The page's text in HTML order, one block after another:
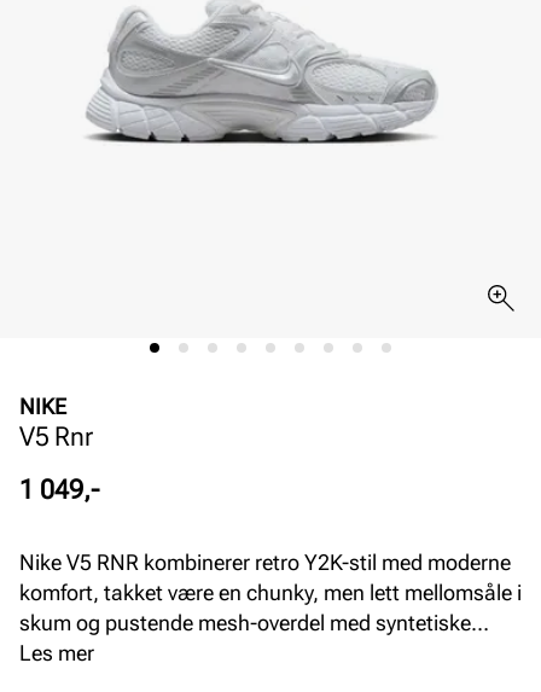
NIKE
V5 Rnr
Pris
1 049,-
Nike V5 RNR kombinerer retro Y2K-stil med moderne
komfort, takket være en chunky, men lett mellomsåle i
skum og pustende mesh-overdel med syntetiske
detaljer. Den 3D-formede Swoosh-logoen og metallic-
Les mer